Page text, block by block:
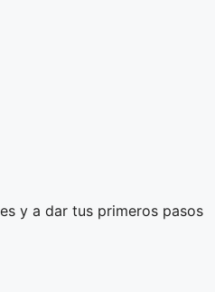
y a dar tus primeros pasos